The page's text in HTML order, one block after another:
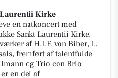
Kirke
en natkoncert med
Sankt Laurentii Kirke.
af H.I.F. von Biber, L.
fremført af talentfulde
og Trio con Brio
en del af